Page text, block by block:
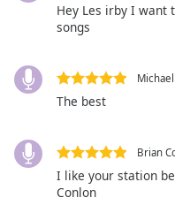
Caption
Color
Hey Les irby I want
songs
The best
Brian
I like your station
Conlon